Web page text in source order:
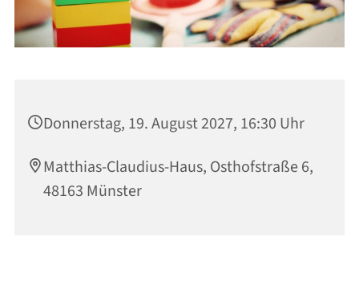
Donnerstag, 19. August 2027, 16:30 Uhr
Matthias-Claudius-Haus, Osthofstraße 6,
48163 Münster